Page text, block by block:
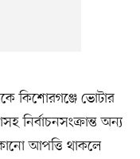
কিশোরগঞ্জে ভোটার
নির্বাচনসংক্রান্ত অন্য
আপত্তি থাকলে